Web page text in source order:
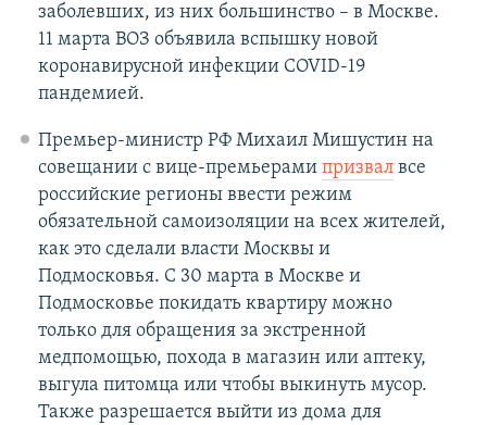
заболевших, из них большинство – в Москве.
11 марта ВОЗ объявила вспышку новой
коронавирусной инфекции COVID-19
пандемией.
Премьер-министр РФ Михаил Мишустин на
совещании с вице-премьерами призвалвсе
российские регионы ввести режим
обязательной самоизоляции на всех жителей,
как это сделали власти Москвы и
Подмосковья. С 30 марта в Москве и
Подмосковье покидать квартиру можно
только для обращения за экстренной
медпомощью, похода в магазин или аптеку,
выгула питомца или чтобы выкинуть мусор.
Также разрешается выйти из дома для